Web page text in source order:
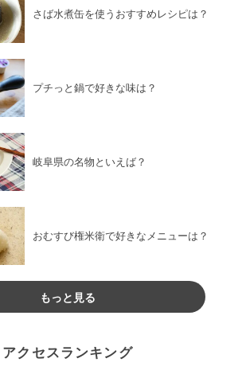
さば水煮缶を使うおすすめレシピは？
プチっと鍋で好きな味は？
岐阜県の名物といえば？
おむすび権米衛で好きなメニューは？
もっと見る
アクセスランキング